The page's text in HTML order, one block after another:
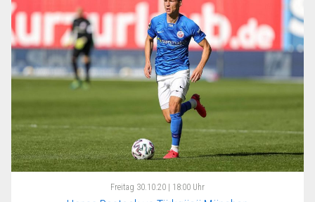
Freitag 30.10.20 | 18:00 Uhr